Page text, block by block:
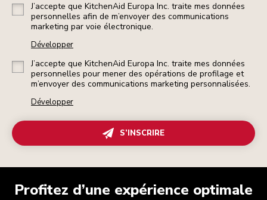
J’accepte que KitchenAid Europa Inc. traite mes données
personnelles afin de m’envoyer des communications
marketing par voie électronique.
Développer
J’accepte que KitchenAid Europa Inc. traite mes données
personnelles pour mener des opérations de profilage et
m’envoyer des communications marketing personnalisées.
Développer
S’INSCRIRE
Profitez d’une expérience optimale